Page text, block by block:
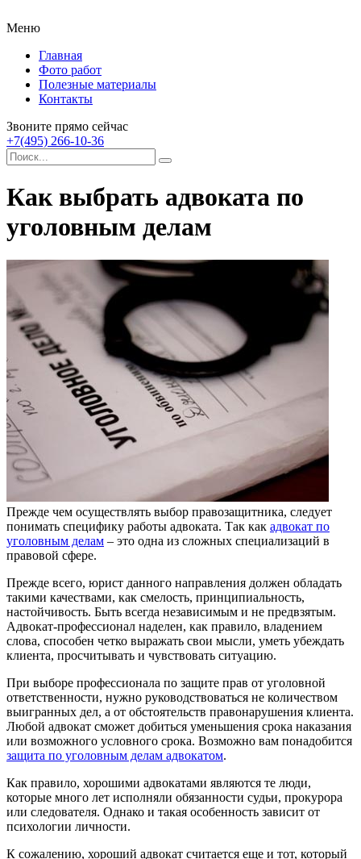
Меню
Главная
Фото работ
Полезные материалы
Контакты
Звоните прямо сейчас
+7(495) 266-10-36
Как выбрать адвоката по
уголовным делам
Прежде чем осуществлять выбор правозащитника, следует
понимать специфику работы адвоката. Так как адвокат по
уголовным делам – это одна из сложных специализаций в
правовой сфере.
Прежде всего, юрист данного направления должен обладать
такими качествами, как смелость, принципиальность,
настойчивость. Быть всегда независимым и не предвзятым.
Адвокат-профессионал наделен, как правило, владением
слова, способен четко выражать свои мысли, уметь убеждать
клиента, просчитывать и чувствовать ситуацию.
При выборе профессионала по защите прав от уголовной
ответственности, нужно руководствоваться не количеством
выигранных дел, а от обстоятельств правонарушения клиента.
Любой адвокат сможет добиться уменьшения срока наказания
или возможного условного срока. Возможно вам понадобится
защита по уголовным делам адвокатом.
Как правило, хорошими адвокатами являются те люди,
которые много лет исполняли обязанности судьи, прокурора
или следователя. Однако и такая особенность зависит от
психологии личности.
К сожалению, хороший адвокат считается еще и тот, который